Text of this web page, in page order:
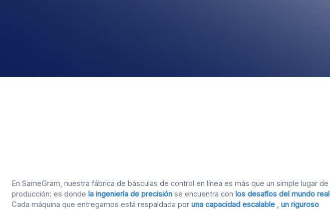
En SameGram, nuestra fábrica de básculas de control en línea es más que un simple lugar de
producción: es donde la ingeniería de precisión se encuentra con los desafíos del mundo real
Cada máquina que entregamos está respaldada poruna capacidad escalable ,un riguroso